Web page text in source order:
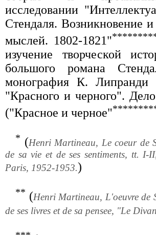
исследовании
Стендаля. Возникновение и
мыслей. 1802-1821"
изучение творческой
большого романа
монография К. Липранди
"Красного и черного".
("Красное и черное"
* (Henri Martineau, Le coeur de
de sa vie et de ses sentiments, tt.
Paris, 1952-1953.)
** (Henri Martineau, L'oeuvre de
de ses livres et de sa pensee, "Le